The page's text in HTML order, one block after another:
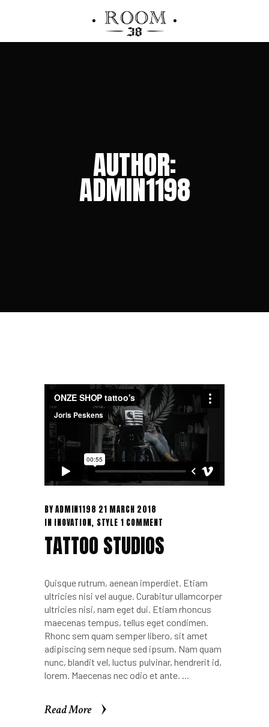
AUTHOR:
ADMIN1198
BYADMIN1198 21 MARCH 2018
IN INOVATION, STYLE 1 COMMENT
TATTOO STUDIOS
Quisque rutrum, aenean imperdiet. Etiam
ultricies nisi vel augue. Curabitur ullamcorper
ultricies nisi, nam eget dui. Etiam rhoncus
maecenas tempus, tellus eget condimen.
Rhonc sem quam semper libero, sit amet
adipiscing sem neque sed ipsum. Nam quam
nunc, blandit vel, luctus pulvinar, hendrerit id,
lorem. Maecenas nec odio et ante.
Read More